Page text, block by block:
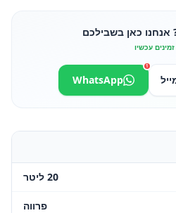
אנחנו כאן בשבילכם
זמינים עכשיו
WhatsApp
1
20 ליטר
פרווה